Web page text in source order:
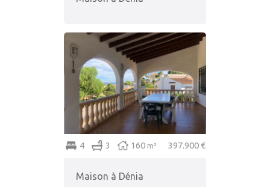
4 3 160 m² 397.900 €
Maison à Dénia